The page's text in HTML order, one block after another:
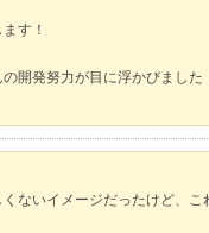
す！
開発努力が目に浮かびました
ないイメージだったけど、こ